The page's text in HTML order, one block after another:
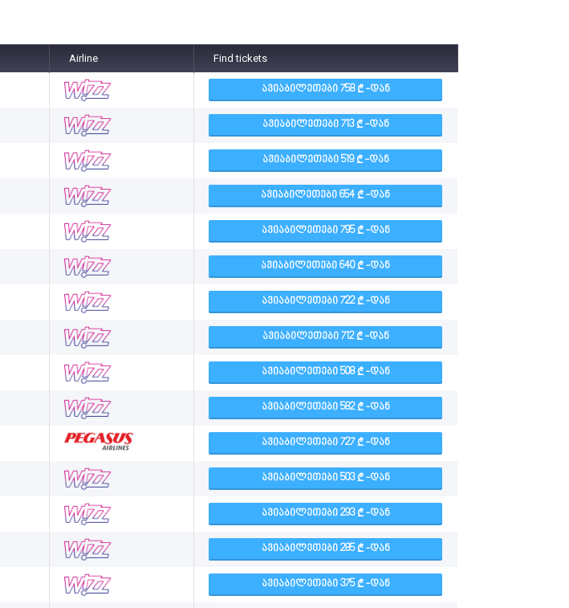
Airline Find tickets
ᲐᲕᲘᲐᲑᲘᲚᲔᲗᲔᲑᲘ 758 -ᲓᲐᲜ
ᲐᲕᲘᲐᲑᲘᲚᲔᲗᲔᲑᲘ 713 -ᲓᲐᲜ
ᲐᲕᲘᲐᲑᲘᲚᲔᲗᲔᲑᲘ 519 -ᲓᲐᲜ
ᲐᲕᲘᲐᲑᲘᲚᲔᲗᲔᲑᲘ 654 -ᲓᲐᲜ
ᲐᲕᲘᲐᲑᲘᲚᲔᲗᲔᲑᲘ 795 -ᲓᲐᲜ
ᲐᲕᲘᲐᲑᲘᲚᲔᲗᲔᲑᲘ 640 -ᲓᲐᲜ
ᲐᲕᲘᲐᲑᲘᲚᲔᲗᲔᲑᲘ 722 -ᲓᲐᲜ
ᲐᲕᲘᲐᲑᲘᲚᲔᲗᲔᲑᲘ 712 -ᲓᲐᲜ
ᲐᲕᲘᲐᲑᲘᲚᲔᲗᲔᲑᲘ 508 -ᲓᲐᲜ
ᲐᲕᲘᲐᲑᲘᲚᲔᲗᲔᲑᲘ 582 -ᲓᲐᲜ
ᲐᲕᲘᲐᲑᲘᲚᲔᲗᲔᲑᲘ 727 -ᲓᲐᲜ
ᲐᲕᲘᲐᲑᲘᲚᲔᲗᲔᲑᲘ 503 -ᲓᲐᲜ
ᲐᲕᲘᲐᲑᲘᲚᲔᲗᲔᲑᲘ 293 -ᲓᲐᲜ
ᲐᲕᲘᲐᲑᲘᲚᲔᲗᲔᲑᲘ 285 -ᲓᲐᲜ
ᲐᲕᲘᲐᲑᲘᲚᲔᲗᲔᲑᲘ 375 -ᲓᲐᲜ